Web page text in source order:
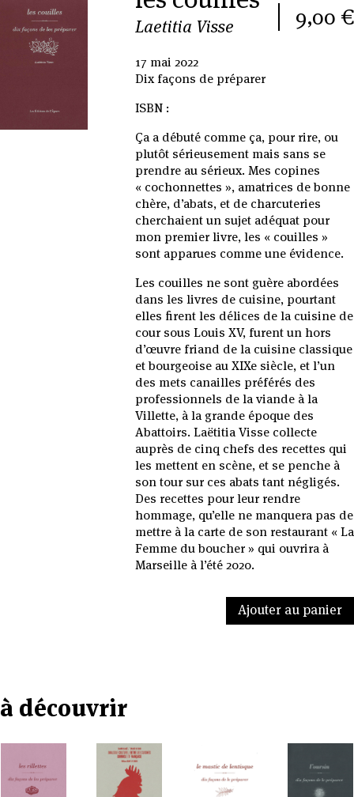
Laetitia Visse
17 mai 2022
9,00 €
Dix façons de préparer
ISBN :
Ça a débuté comme ça, pour rire, ou
plutôt sérieusement mais sans se
prendre au sérieux. Mes copines
« cochonnettes », amatrices de bonne
chère, d’abats, et de charcuteries
cherchaient un sujet adéquat pour
mon premier livre, les « couilles »
sont apparues comme une évidence.
Les couilles ne sont guère abordées
dans les livres de cuisine, pourtant
elles firent les délices de la cuisine de
cour sous Louis XV, furent un hors
d’œuvre friand de la cuisine classique
et bourgeoise au XIXe siècle, et l’un
des mets canailles préférés des
professionnels de la viande à la
Villette, à la grande époque des
Abattoirs. Laëtitia Visse collecte
auprès de cinq chefs des recettes qui
les mettent en scène, et se penche à
son tour sur ces abats tant négligés.
Des recettes pour leur rendre
hommage, qu’elle ne manquera pas de
mettre à la carte de son restaurant « La
Femme du boucher » qui ouvrira à
Marseille à l’été 2020.
Ajouter au panier
à découvrir